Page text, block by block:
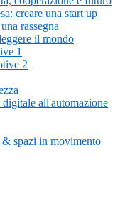
creare una start up
rassegna
il mondo
1
2
all'automazione
spazi in movimento